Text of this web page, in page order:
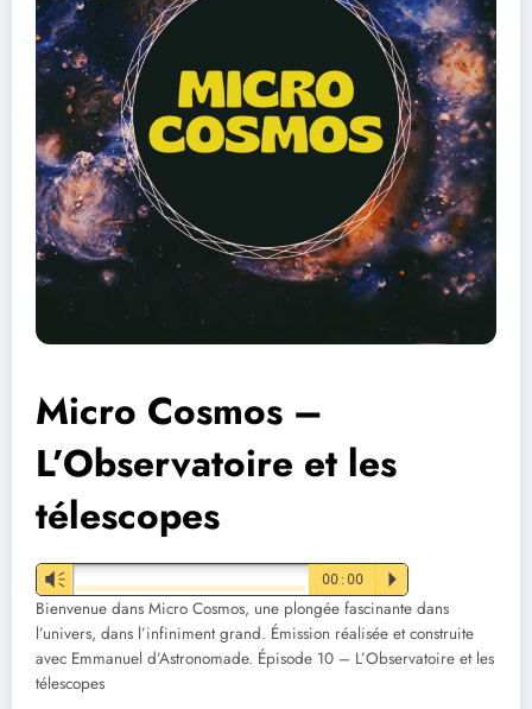
Micro Cosmos –
L’Observatoire et les
télescopes
Vm 00:00 P
Bienvenue dans Micro Cosmos, une plongée fascinante dans
l’univers, dans l’infiniment grand. Émission réalisée et construite
avec Emmanuel d’Astronomade. Épisode 10 – L’Observatoire et les
télescopes